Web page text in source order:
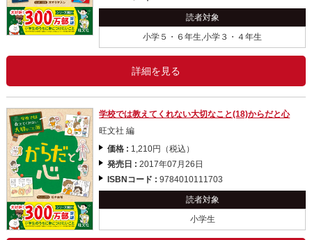
読者対象
小学５・６年生,小学３・４年生
詳細を見る
学校では教えてくれない大切なこと(18)からだと心
旺文社 編
価格 : 1,210円（税込）
発売日 :2017年07月26日
ISBNコード :9784010111703
読者対象
小学生